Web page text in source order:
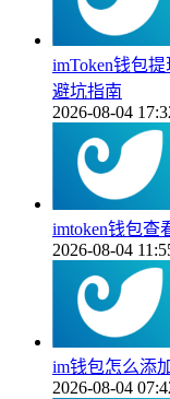
imToken钱包
避坑指南
2026-08-04
imtoken钱包查
2026-08-04
im钱包怎么添
2026-08-04